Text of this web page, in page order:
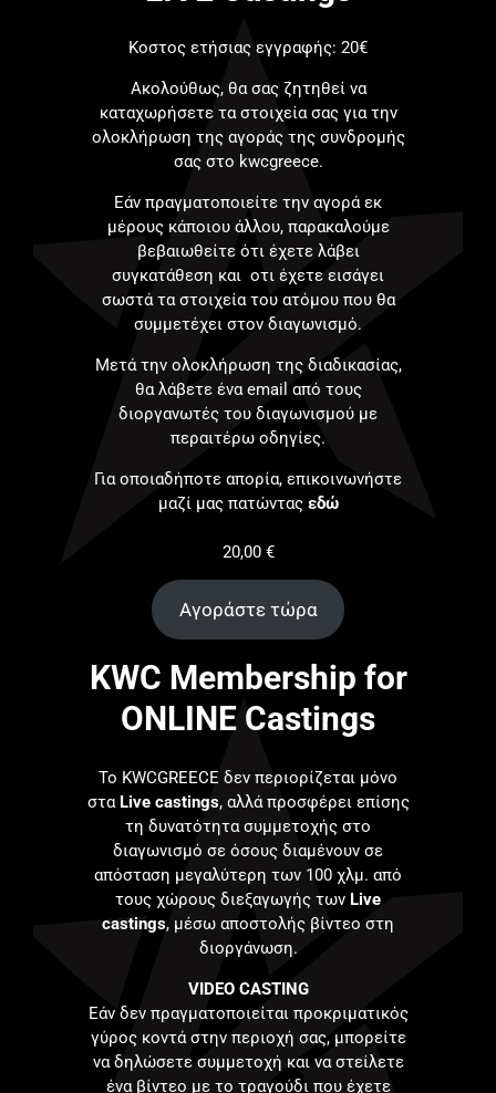
Κοστος ετήσιας εγγραφής: 20€
Ακολούθως, θα σας ζητηθεί να
καταχωρήσετε τα στοιχεία σας για την
ολοκλήρωση της αγοράς της συνδρομής
σας στο kwcgreece.
Εάν πραγματοποιείτε την αγορά εκ
μέρους κάποιου άλλου, παρακαλούμε
βεβαιωθείτε ότι έχετε λάβει
συγκατάθεση και οτι έχετε εισάγει
σωστά τα στοιχεία του ατόμου που θα
συμμετέχει στον διαγωνισμό.
Μετά την ολοκλήρωση της διαδικασίας,
θα λάβετε ένα email από τους
διοργανωτές του διαγωνισμού με
περαιτέρω οδηγίες.
Για οποιαδήποτε απορία, επικοινωνήστε
μαζί μας πατώντας εδώ
20,00 €
Αγοράστε τώρα
KWC Membership for
ONLINE Castings
Το KWCGREECE δεν περιορίζεται μόνο
στα Live castings, αλλά προσφέρει επίσης
τη δυνατότητα συμμετοχής στο
διαγωνισμό σε όσους διαμένουν σε
απόσταση μεγαλύτερη των 100 χλμ. από
τους χώρους διεξαγωγής των Live
castings, μέσω αποστολής βίντεο στη
διοργάνωση.
VIDEO CASTING
Εάν δεν πραγματοποιείται προκριματικός
γύρος κοντά στην περιοχή σας, μπορείτε
να δηλώσετε συμμετοχή και να στείλετε
ένα βίντεο με το τραγούδι που έχετε